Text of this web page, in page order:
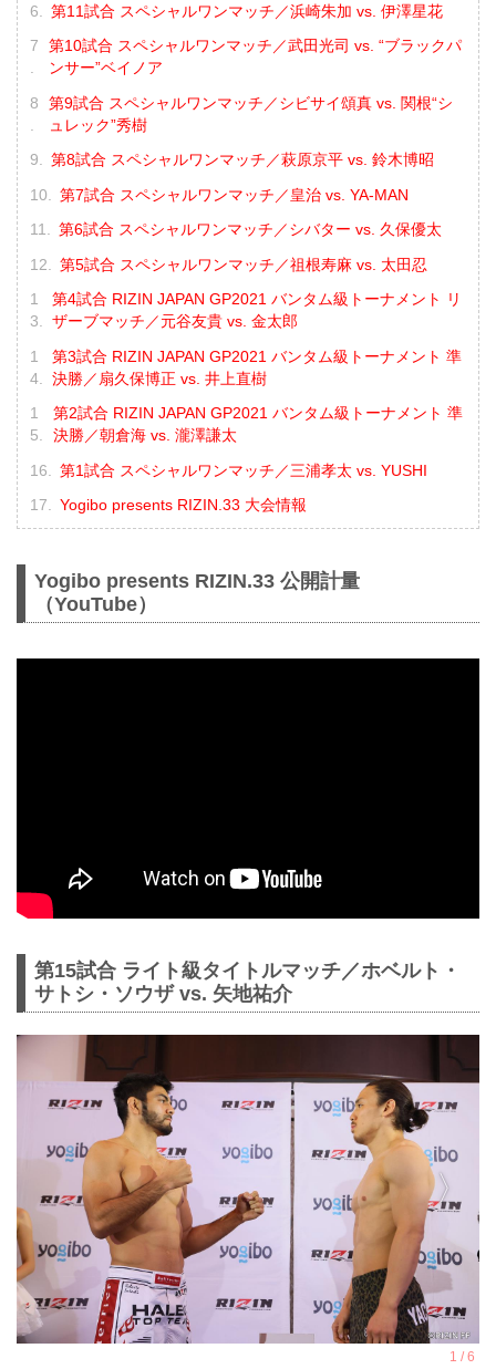
第11試合 スペシャルワンマッチ／浜崎朱加 vs. 伊澤星花
第10試合 スペシャルワンマッチ／武田光司 vs. “ブラックパ
ンサー”ベイノア
第9試合 スペシャルワンマッチ／シビサイ頌真 vs. 関根“シ
ュレック”秀樹
第8試合 スペシャルワンマッチ／萩原京平 vs. 鈴木博昭
第7試合 スペシャルワンマッチ／皇治 vs. YA-MAN
第6試合 スペシャルワンマッチ／シバター vs. 久保優太
第5試合 スペシャルワンマッチ／祖根寿麻 vs. 太田忍
第4試合 RIZIN JAPAN GP2021 バンタム級トーナメント リ
ザーブマッチ／元谷友貴 vs. 金太郎
第3試合 RIZIN JAPAN GP2021 バンタム級トーナメント 準
決勝／扇久保博正 vs. 井上直樹
第2試合 RIZIN JAPAN GP2021 バンタム級トーナメント 準
決勝／朝倉海 vs. 瀧澤謙太
第1試合 スペシャルワンマッチ／三浦孝太 vs. YUSHI
Yogibo presents RIZIN.33 大会情報
Yogibo presents RIZIN.33 公開計量
（YouTube）
第15試合 ライト級タイトルマッチ／ホベルト・
サトシ・ソウザ vs. 矢地祐介